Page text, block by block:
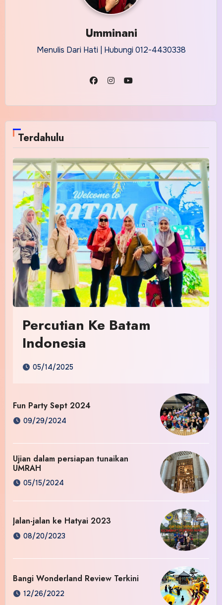
Umminani
Menulis Dari Hati | Hubungi 012-4430338
Terdahulu
Percutian Ke Batam
Indonesia
05/14/2025
Fun Party Sept 2024
09/29/2024
Ujian dalam persiapan tunaikan
UMRAH
05/15/2024
Jalan-jalan ke Hatyai 2023
08/20/2023
Bangi Wonderland Review Terkini
12/26/2022